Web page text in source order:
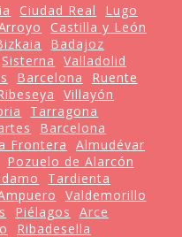
Ciudad Real
Lugo
Castilla y León
Badajoz
Sisterna
Valladolid
Barcelona
Ruente
Villayón
Tarragona
Barcelona
Frontera
Almudévar
Pozuelo de Alarcón
Tardienta
Valdemorillo
Piélagos
Arce
Ribadesella